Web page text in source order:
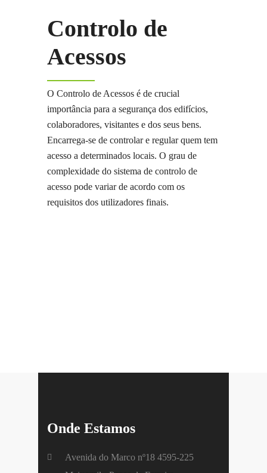
Controlo de
Acessos
O Controlo de Acessos é de crucial
importância para a segurança dos edifícios,
colaboradores, visitantes e dos seus bens.
Encarrega-se de controlar e regular quem tem
acesso a determinados locais. O grau de
complexidade do sistema de controlo de
acesso pode variar de acordo com os
requisitos dos utilizadores finais.
Onde Estamos
Avenida do Marco nº18 4595-225